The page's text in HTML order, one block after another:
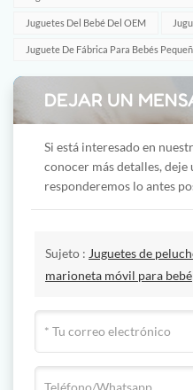
Juguetes Del Bebé Del OEM
Juguete De Fábrica Para Bebés
DEJAR UN
Si está interesado en
conocer más detalles, deje
responderemos lo antes
Sujeto : Juguetes de
marioneta móvil para bebé